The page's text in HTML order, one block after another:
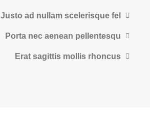
Justo ad nullam scelerisque fel
Porta nec aenean pellentesqu
Erat sagittis mollis rhoncus